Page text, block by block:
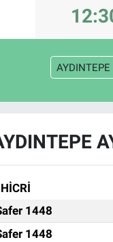
AYDINTEPE
HİCRİ
1448
1448